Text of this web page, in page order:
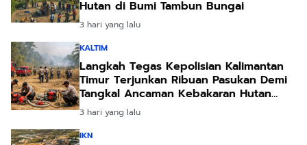
Hutan di Bumi Tambun Bungai
3 hari yang lalu
KALTIM
Langkah Tegas Kepolisian Kalimantan
Timur Terjunkan Ribuan Pasukan Demi
Tangkal Ancaman Kebakaran Hutan
Akibat Kemarau Ekstrem
3 hari yang lalu
IKN